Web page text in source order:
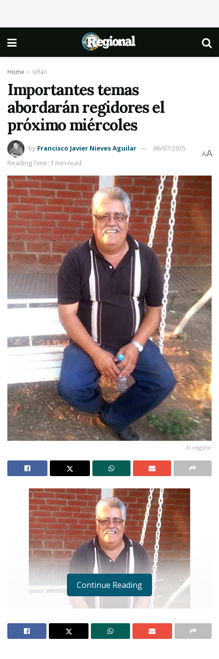
Home Ixtlán
Importantes temas
abordarán regidores el
próximo miércoles
by Francisco Javier Nieves Aguilar
06/07/2015
Reading Time: 1 min read
AA
El regidor
Continue Reading